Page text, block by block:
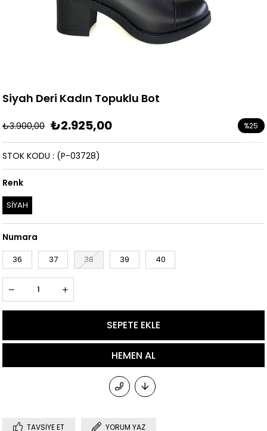
Siyah Deri Kadın Topuklu Bot
₺3.900,00 ₺2.925,00 %25
İndirim
(P-03728)
STOK KODU
Renk
SİYAH
Numara
36 37 38 39 40
TAVSIYE ET
YORUM YAZ